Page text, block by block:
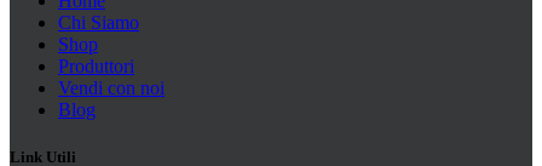
Chi Siamo
Shop
Produttori
Vendi con noi
Blog
Link Utili